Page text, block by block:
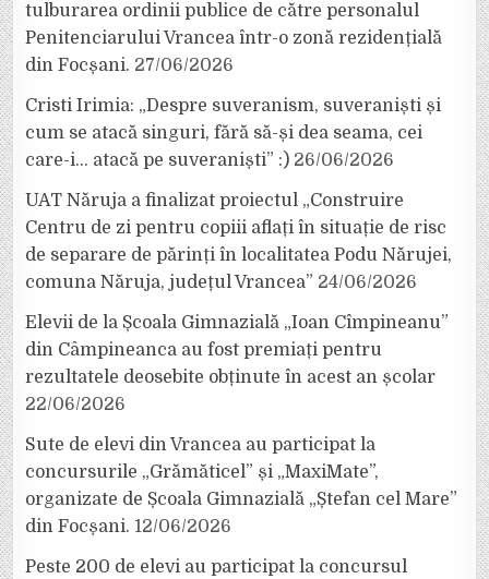
tulburarea ordinii publice de către personalul
Penitenciarului Vrancea într-o zonă rezidențială
din Focșani. 27/06/2026
Cristi Irimia: „Despre suveranism, suveraniști și
cum se atacă singuri, fără să-și dea seama, cei
care-i… atacă pe suveraniști” :) 26/06/2026
UAT Năruja a finalizat proiectul „Construire
Centru de zi pentru copiii aflați în situație de risc
de separare de părinți în localitatea Podu Nărujei,
comuna Năruja, județul Vrancea” 24/06/2026
Elevii de la Școala Gimnazială „Ioan Cîmpineanu”
din Câmpineanca au fost premiați pentru
rezultatele deosebite obținute în acest an școlar
22/06/2026
Sute de elevi din Vrancea au participat la
concursurile „Grămăticel” și „MaxiMate”,
organizate de Școala Gimnazială „Ștefan cel Mare”
din Focșani. 12/06/2026
Peste 200 de elevi au participat la concursul